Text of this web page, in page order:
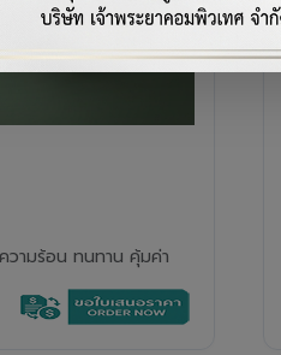
อนรุ่นท็อป ความเร็วสูง